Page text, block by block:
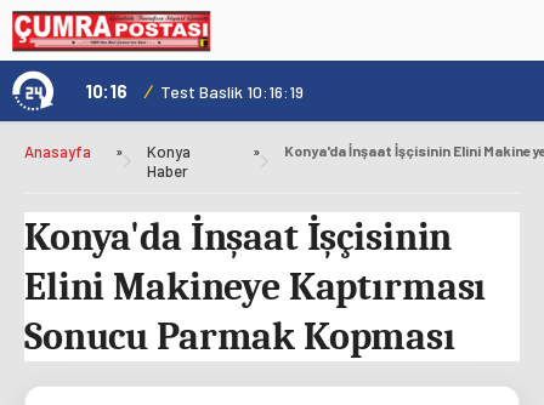
10:16 / Test Baslik 10:16:19
Anasayfa »
Konya
Haber
»
Konya'da İnşaat İşçisinin
Elini Makineye Kaptırması
Sonucu Parmak Kopması